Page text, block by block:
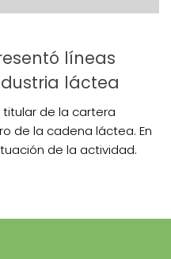
líneas
láctea
titular de la cartera
de la cadena láctea. En
de la actividad.